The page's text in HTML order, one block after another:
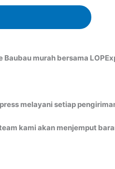
murah bersama
melayani setiap
kami akan menjemput